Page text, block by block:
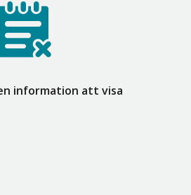
information att visa